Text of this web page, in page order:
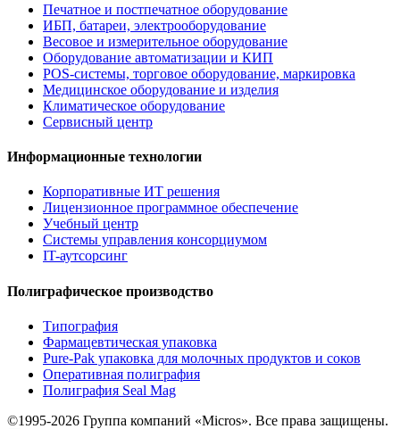
Печатное и постпечатное оборудование
ИБП, батареи, электрооборудование
Весовое и измерительное оборудование
Оборудование автоматизации и КИП
POS-системы, торговое оборудование, маркировка
Медицинское оборудование и изделия
Климатическое оборудование
Сервисный центр
Информационные технологии
Корпоративные ИТ решения
Лицензионное программное обеспечение
Учебный центр
Системы управления консорциумом
IT-аутсорсинг
Полиграфическое производство
Типография
Фармацевтическая упаковка
Pure-Pak упаковка для молочных продуктов и соков
Оперативная полиграфия
Полиграфия Seal Mag
©1995-2026 Группа компаний «Micros». Все права защищены.